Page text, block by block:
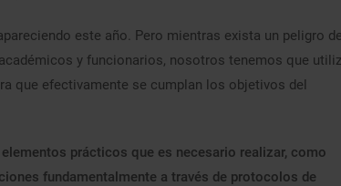
este año. Pero mientras exista un peligro de
y funcionarios, nosotros tenemos que
que efectivamente se cumplan los objetivos del
prácticos que es necesario realizar, como
fundamentalmente a través de protocolos de